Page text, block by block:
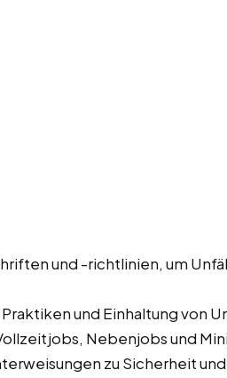
und -richtlinien, um
und Einhaltung von
Nebenjobs und
zu Sicherheit